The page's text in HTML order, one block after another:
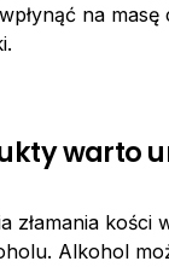
na masę
warto
złamania kości
Alkohol